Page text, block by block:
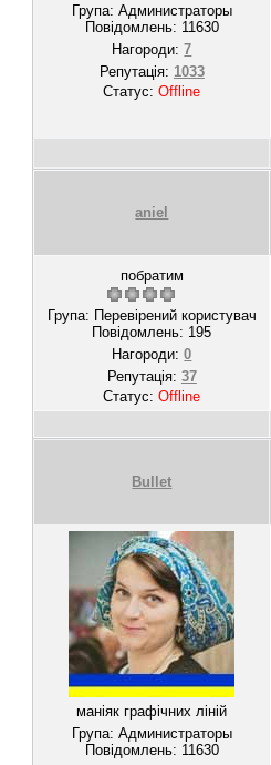
Група: Администраторы
Повідомлень: 11630
Нагороди:7
Репутація: 1033
Статус:Offline
aniel
побратим
Група: Перевірений користувач
Повідомлень: 195
Нагороди:0
Репутація: 37
Статус:Offline
Bullet
маніяк графічних ліній
Група: Администраторы
Повідомлень: 11630